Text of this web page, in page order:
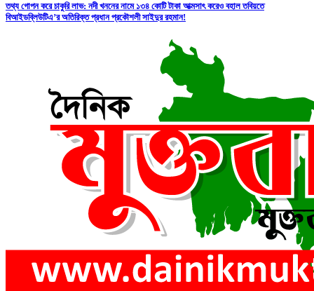
তথ্য গোপন করে চাকুরি লাভ: নদী খননের নামে ১৩৪ কোটি টাকা আত্মসাৎ করেও বহাল তবিয়তে
বিআইডব্লিউটিএ’র অতিরিক্ত প্রধান প্রকৌশলী সাইদুর রহমান!